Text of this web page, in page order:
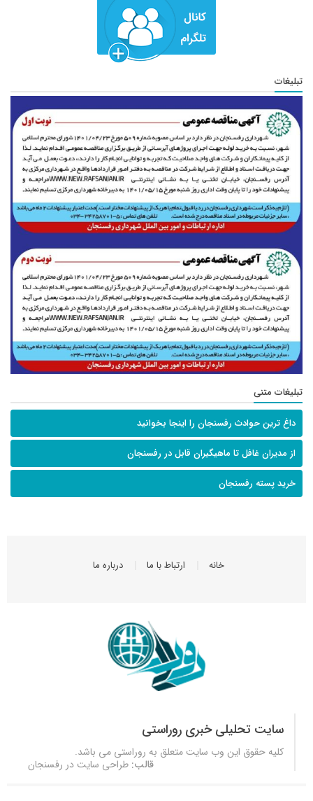
تبلیغات
تبلیغات متنی
داغ ترین حوادث رفسنجان را اینجا بخوانید
از مدیران غافل تا ماهیگیران قابل در رفسنجان
خرید پسته رفسنجان
خانه ارتباط با ما درباره ما
سایت تحلیلی خبری روراستی
کلیه حقوق این وب سایت متعلق به روراستی می باشد.
قالب: طراحی سایت در رفسنجان